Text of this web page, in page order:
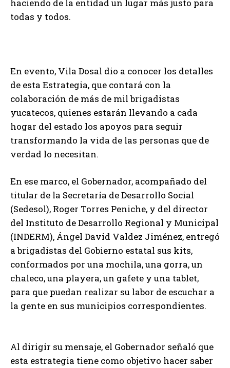
haciendo de la entidad un lugar más justo para
todas y todos.
En evento, Vila Dosal dio a conocer los detalles
de esta Estrategia, que contará con la
colaboración de más de mil brigadistas
yucatecos, quienes estarán llevando a cada
hogar del estado los apoyos para seguir
transformando la vida de las personas que de
verdad lo necesitan.
En ese marco, el Gobernador, acompañado del
titular de la Secretaría de Desarrollo Social
(Sedesol), Roger Torres Peniche, y del director
del Instituto de Desarrollo Regional y Municipal
(INDERM), Ángel David Valdez Jiménez, entregó
a brigadistas del Gobierno estatal sus kits,
conformados por una mochila, una gorra, un
chaleco, una playera, un gafete y una tablet,
para que puedan realizar su labor de escuchar a
la gente en sus municipios correspondientes.
Al dirigir su mensaje, el Gobernador señaló que
esta estrategia tiene como objetivo hacer saber